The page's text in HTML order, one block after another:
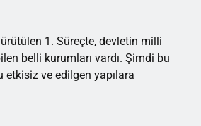
1. Süreçte, devletin milli
belli kurumları vardı. Şimdi bu
etkisiz ve edilgen yapılara